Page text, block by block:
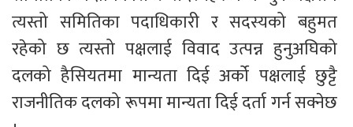
त्यस्तो समितिका पदाधिकारी र सदस्यको बहुमत
रहेको छ त्यस्तो पक्षलाई विवाद उत्पन्न हुनुअघिको
दलको हैसियतमा मान्यता दिई अर्को पक्षलाई छुट्टै
राजनीतिक दलको रूपमा मान्यता दिई दर्ता गर्न सक्नेछ